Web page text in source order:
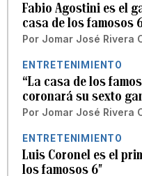
Fabio Agostini es el
casa de los famosos
Por Jomar José Rivera
ENTRETENIMIENTO
“La casa de los
coronará su sexto
Por Jomar José Rivera
ENTRETENIMIENTO
Luis Coronel es el
los famosos 6″